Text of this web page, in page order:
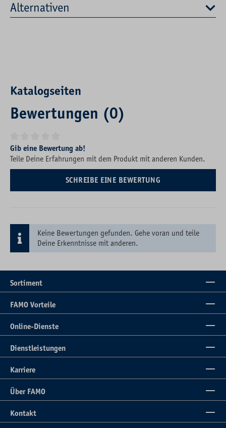
Alternativen
Katalogseiten
Bewertungen (0)
Durchschnittliche Bewertung von 0 von 5 Sternen
Gib eine Bewertung ab!
Teile Deine Erfahrungen mit dem Produkt mit anderen Kunden.
SCHREIBE EINE BEWERTUNG
Keine Bewertungen gefunden. Gehe voran und teile
Deine Erkenntnisse mit anderen.
Sortiment
FAMO Vorteile
Online-Dienste
Dienstleistungen
Karriere
Über FAMO
Kontakt